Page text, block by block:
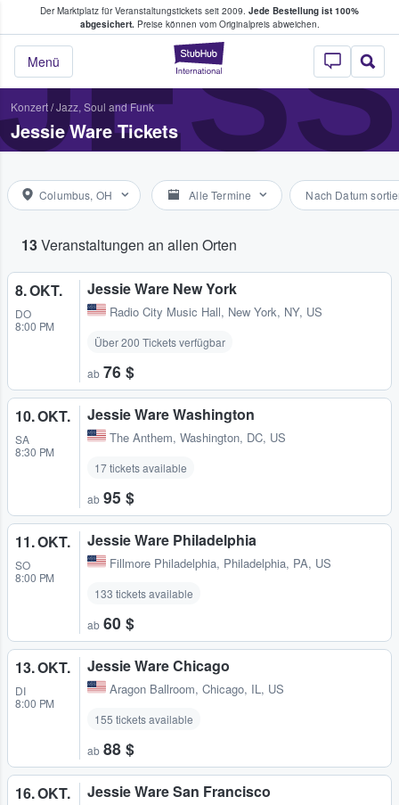
Der Marktplatz für Veranstaltungstickets seit 2009. Jede Bestellung ist 100%
abgesichert.Preise können vom Originalpreis abweichen.
StubHub - Wo
Menü
Tickets kaufen & verkaufen
Konzert/Jazz, Soul and Funk
Jessie Ware Tickets
Columbus, OH Alle Termine Nach Datum
13Veranstaltungen an allen Orten
8. OKT.
DO
8:00 PM
Jessie Ware New York
Radio City Music Hall, New York, NY, US
Über 200 Tickets verfügbar
ab 76 $
10. OKT.
SA
8:30 PM
Jessie Ware Washington
The Anthem, Washington, DC, US
17 tickets available
ab 95 $
11. OKT.
SO
8:00 PM
Jessie Ware Philadelphia
Fillmore Philadelphia, Philadelphia, PA, US
133 tickets available
ab 60 $
13. OKT.
DI
8:00 PM
Jessie Ware Chicago
Aragon Ballroom, Chicago, IL, US
155 tickets available
ab 88 $
16. OKT. Jessie Ware San Francisco